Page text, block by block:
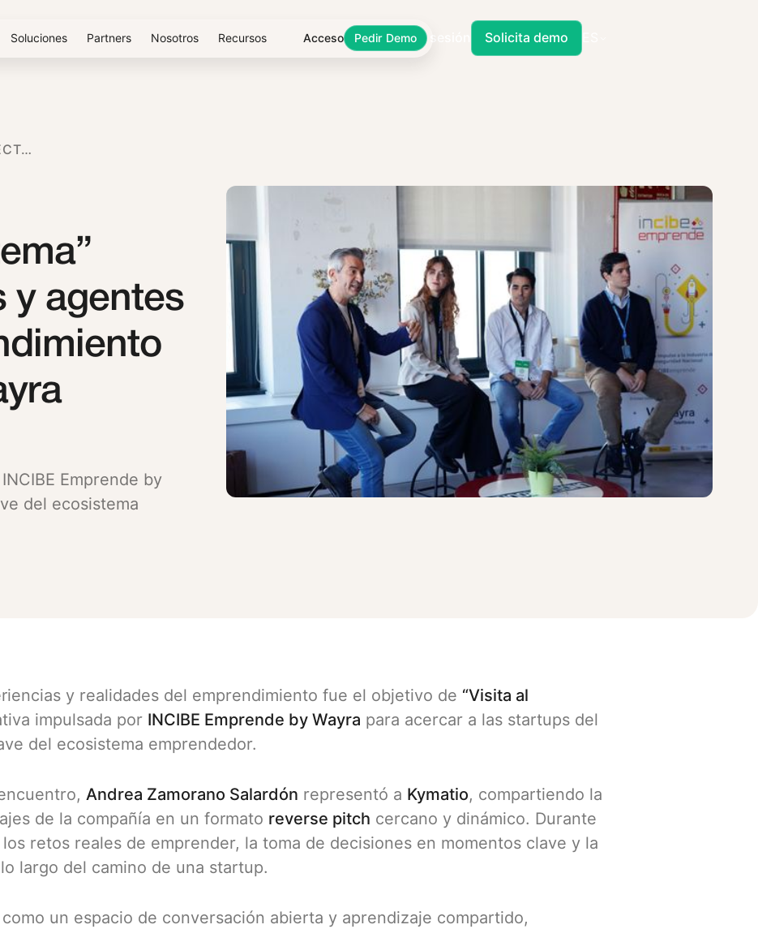
Soluciones Partners Nosotros Recursos Acceso Pedir DemoIniciar sesión Solicita demo
“VISITA AL ECOSISTEMA” CONECTA STARTUPS Y AGENTES CLAVE DEL EMPRENDIMIENTO CON INCIBE Y WAYRA
y agentes
Emprende by
del ecosistema
y realidades del emprendimiento fue el objetivo de “Visita al
impulsada por INCIBE Emprende by Wayra para acercar a las startups del
del ecosistema emprendedor.
Andrea Zamorano Salardón representó a Kymatio, compartiendo la
de la compañía en un formato reverse pitch cercano y dinámico. Durante
retos reales de emprender, la toma de decisiones en momentos clave y la
largo del camino de una startup.
un espacio de conversación abierta y aprendizaje compartido,